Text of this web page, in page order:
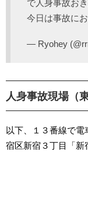
で人身事故お
今日は事故に
— Ryohey
人身事故現場（
以下、１３番線で
宿区新宿３丁目「新